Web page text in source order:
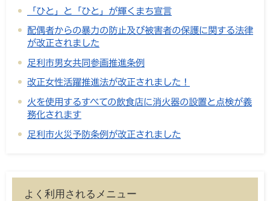
「ひと」と「ひと」が輝くまち宣言
配偶者からの暴力の防止及び被害者の保護に関する法律
が改正されました
足利市男女共同参画推進条例
改正女性活躍推進法が改正されました！
火を使用するすべての飲食店に消火器の設置と点検が義
務化されます
足利市火災予防条例が改正されました
よく利用されるメニュー